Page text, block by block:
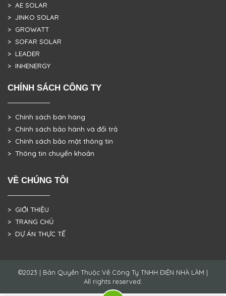
> AE SOLAR
> JINKO SOLAR
> GROWATT
> SOFAR SOLAR
> LEADER
> INHENERGY
CHÍNH SÁCH CÔNG TY
> Chính sách bán hàng
> Chính sách bảo hành và đổi trả
> Chính sách bảo mật thông tin
> Thông tin chuyển khoản
VỀ CHÚNG TÔI
> GIỚI THIỆU
> TRANG CHỦ
> DỰ ÁN THỰC TẾ
©2023 | Bản Quyền Thuộc Về Công Ty TNHH ĐIỆN NHÀ LÀM |
All rights reserved.